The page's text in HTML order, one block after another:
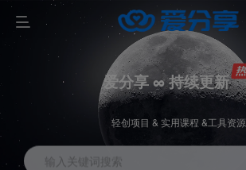
爱分享 ∞ 持续更新
轻创项目 & 实用课程 &工具资源
输入关键词搜索